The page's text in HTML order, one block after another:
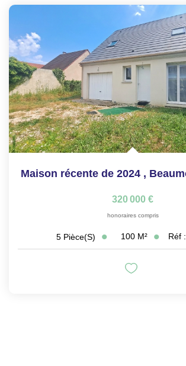
Maison récente de 2024 ,
320 000 €
honoraires compris
5 Pièce(s) 100 M² Réf :